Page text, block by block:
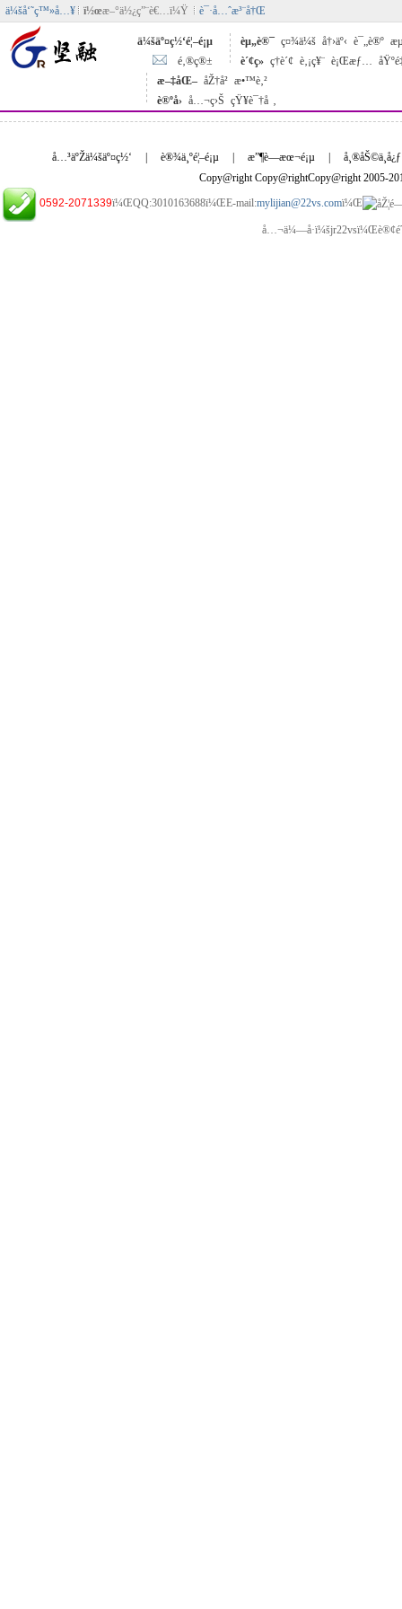
ä¼šå‘˜ç™»å…¥ ï½œæ–°ä½¿ç”¨è€…ï¼Ÿ è¯·å…ˆæ³¨å†Œ
ä¼šäº¤ç½‘é¦–é¡µ
é‚®ç®±
èµ„è®¯ ç¤¾ä¼š å†›äº‹ è¯„è®º
è´¢ç» ç†è´¢ è‚¡ç¥¨ è¡Œæƒ…
æ–‡åŒ– åŽ†å² æ•™è‚²
è®ºå› å…¬ç›Š çŸ¥è¯†å ‚
å…³äºŽä¼šäº¤ç½‘ è®¾ä¸ºé¦–é¡µ æ”¶è—æœ¬é¡µ
å¸®åŠ©ä¸­å¿ƒ
Copy@right Copy@rightCopy@right 2005-
0592-2071339ï¼ŒQQ:3010163688ï¼ŒE-mail:mylijian@22vs.comï¼Œ